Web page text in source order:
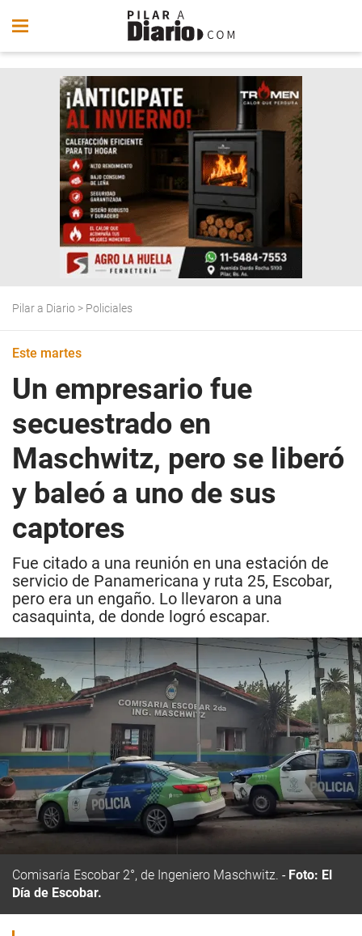
Pilar a Diario > Policiales
Este martes
Un empresario fue
secuestrado en
Maschwitz, pero se liberó
y baleó a uno de sus
captores
Fue citado a una reunión en una estación de
servicio de Panamericana y ruta 25, Escobar,
pero era un engaño. Lo llevaron a una
casaquinta, de donde logró escapar.
Comisaría Escobar 2°, de Ingeniero Maschwitz.
Foto: El
Día de Escobar.